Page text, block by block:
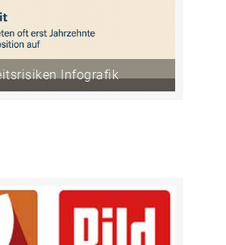
Infografik